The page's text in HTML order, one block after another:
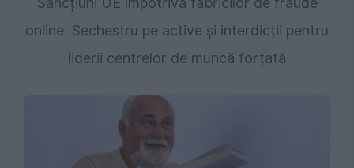
online. Sechestru pe active și interdicții pentru
liderii centrelor de muncă forțată